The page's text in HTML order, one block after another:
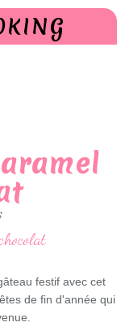
festif avec cet
de fin d'année qui